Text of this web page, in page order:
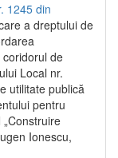
1245 din
a dreptului de
de
Local nr.
utilitate publică
pentru
Ionescu,